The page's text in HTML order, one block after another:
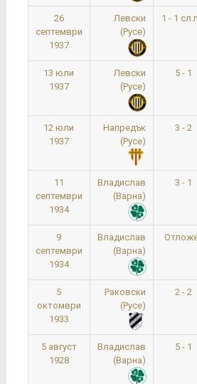
26
септември
1937
Левски
(Русе)
1 - 1
13 юли
1937
Левски
(Русе)
5 - 1
12 юли
1937
Напредък
(Русе)
3 - 2
11
септември
1934
Владислав
(Варна)
3 - 1
9
септември
1934
Владислав
(Варна)
5
октомври
1933
Раковски
(Русе)
2 - 2
5 август
1928
Владислав
(Варна)
5 - 1